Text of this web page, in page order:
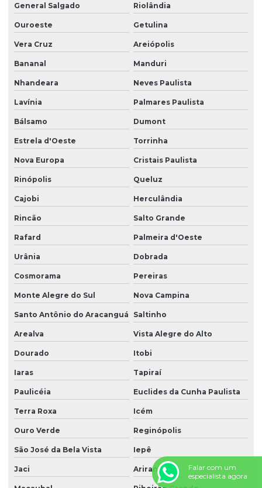
General Salgado Riolândia
Ouroeste Getulina
Vera Cruz Areiópolis
Bananal Manduri
Nhandeara Neves Paulista
Lavínia Palmares Paulista
Bálsamo Dumont
Estrela d'Oeste Torrinha
Nova Europa Cristais Paulista
Rinópolis Queluz
Cajobi Herculândia
Rincão Salto Grande
Rafard Palmeira d'Oeste
Urânia Dobrada
Cosmorama Pereiras
Monte Alegre do Sul Nova Campina
Santo Antônio do Aracanguá Saltinho
Arealva Vista Alegre do Alto
Dourado Itobi
Iaras Tapiraí
Paulicéia Euclides da Cunha Paulista
Terra Roxa Icém
Ouro Verde Reginópolis
São José da Bela Vista Iepê
Jaci Ariranha
Falar com um
especialista agora